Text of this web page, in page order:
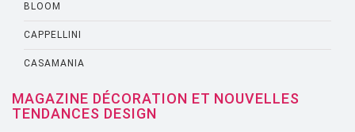
BLOOM
CAPPELLINI
CASAMANIA
CASSINA
CATELLANI AND SMITH
MAGAZINE DÉCORATION ET NOUVELLES
TENDANCES DESIGN